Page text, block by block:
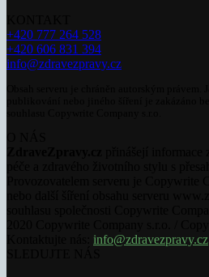
+420 777 264 528
+420 606 831 394
info@zdravezpravy.cz
info@zdravezpravy.cz